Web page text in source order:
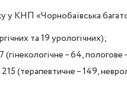
КНП «Чорнобаївська
та 19 урологічних);
– 64, пологове
(терапевтичне – 149,